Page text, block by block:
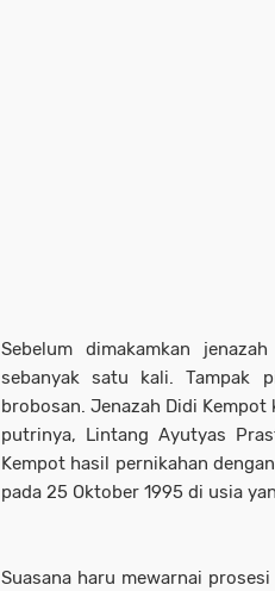
Sebelum dimakamkan
sebanyak satu kali. Tampak
brobosan. Jenazah Didi
putrinya, Lintang Ayutyas
Kempot hasil pernikahan
pada 25 Oktober 1995 di usia
Suasana haru mewarnai